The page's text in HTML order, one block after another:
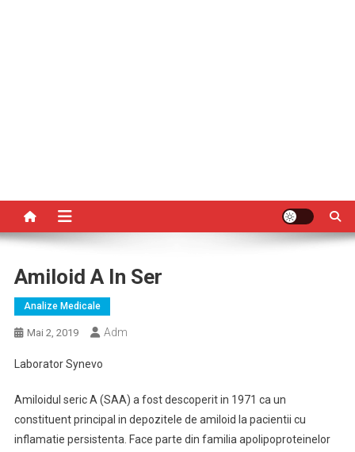
Amiloid A In Ser
Analize Medicale
Mai 2, 2019 Adm
Laborator Synevo
Amiloidul seric A ​​(SAA) a fost descoperit in 1971 ca un
constituent principal in depozitele de amiloid la pacientii cu
inflamatie persistenta. Face parte din familia apolipoproteinelor